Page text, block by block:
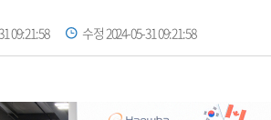
09:21:58 수정 2024-05-31 09:21:58